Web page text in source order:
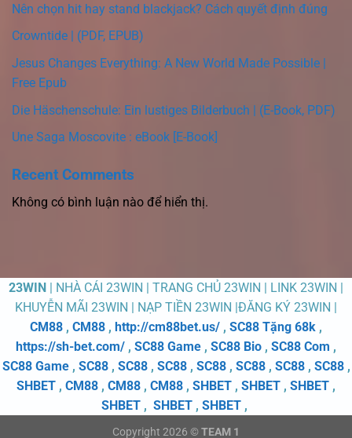
Nên chọn hit hay stand blackjack? Cách quyết định đúng
Crowntide | (PDF, EPUB)
Jesus Changes Everything: A New World Made Possible |
Free Epub
Die Häschenschule: Ein lustiges Bilderbuch | (E-Book, PDF)
Une Saga Moscovite : eBook [E-Book]
Recent Comments
Không có bình luận nào để hiển thị.
23WIN | NHÀ CÁI 23WIN | TRANG CHỦ 23WIN | LINK 23WIN |
KHUYỄN MÃI 23WIN | NẠP TIỀN 23WIN |ĐĂNG KÝ 23WIN |
CM88 , CM88 , http://cm88bet.us/ , SC88 Tặng 68k ,
https://sh-bet.com/ , SC88 Game , SC88 Bio , SC88 Com ,
SC88 Game, SC88, SC88, SC88, SC88, SC88, SC88, SC88,
SHBET , CM88 , CM88 , CM88 , SHBET , SHBET , SHBET ,
SHBET , SHBET , SHBET ,
Copyright 2026 © TEAM 1